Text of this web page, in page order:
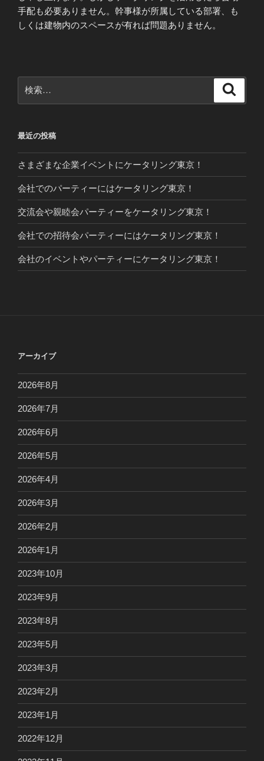
手配も必要ありません。幹事様が所属している部署、も
しくは建物内のスペースが有れば問題ありません。
索:
最近の投稿
さまざまな企業イベントにケータリング東京！
会社でのパーティーにはケータリング東京！
交流会や親睦会パーティーをケータリング東京！
会社での招待会パーティーにはケータリング東京！
会社のイベントやパーティーにケータリング東京！
アーカイブ
2026年8月
2026年7月
2026年6月
2026年5月
2026年4月
2026年3月
2026年2月
2026年1月
2023年10月
2023年9月
2023年8月
2023年5月
2023年3月
2023年2月
2023年1月
2022年12月